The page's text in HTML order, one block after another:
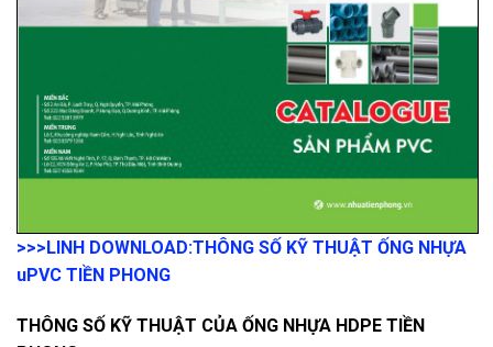
>>>LINH DOWNLOAD:THÔNG SỐ KỸ THUẬT ỐNG NHỰA
uPVC TIỀN PHONG
THÔNG SỐ KỸ THUẬT CỦA ỐNG NHỰA HDPE TIỀN